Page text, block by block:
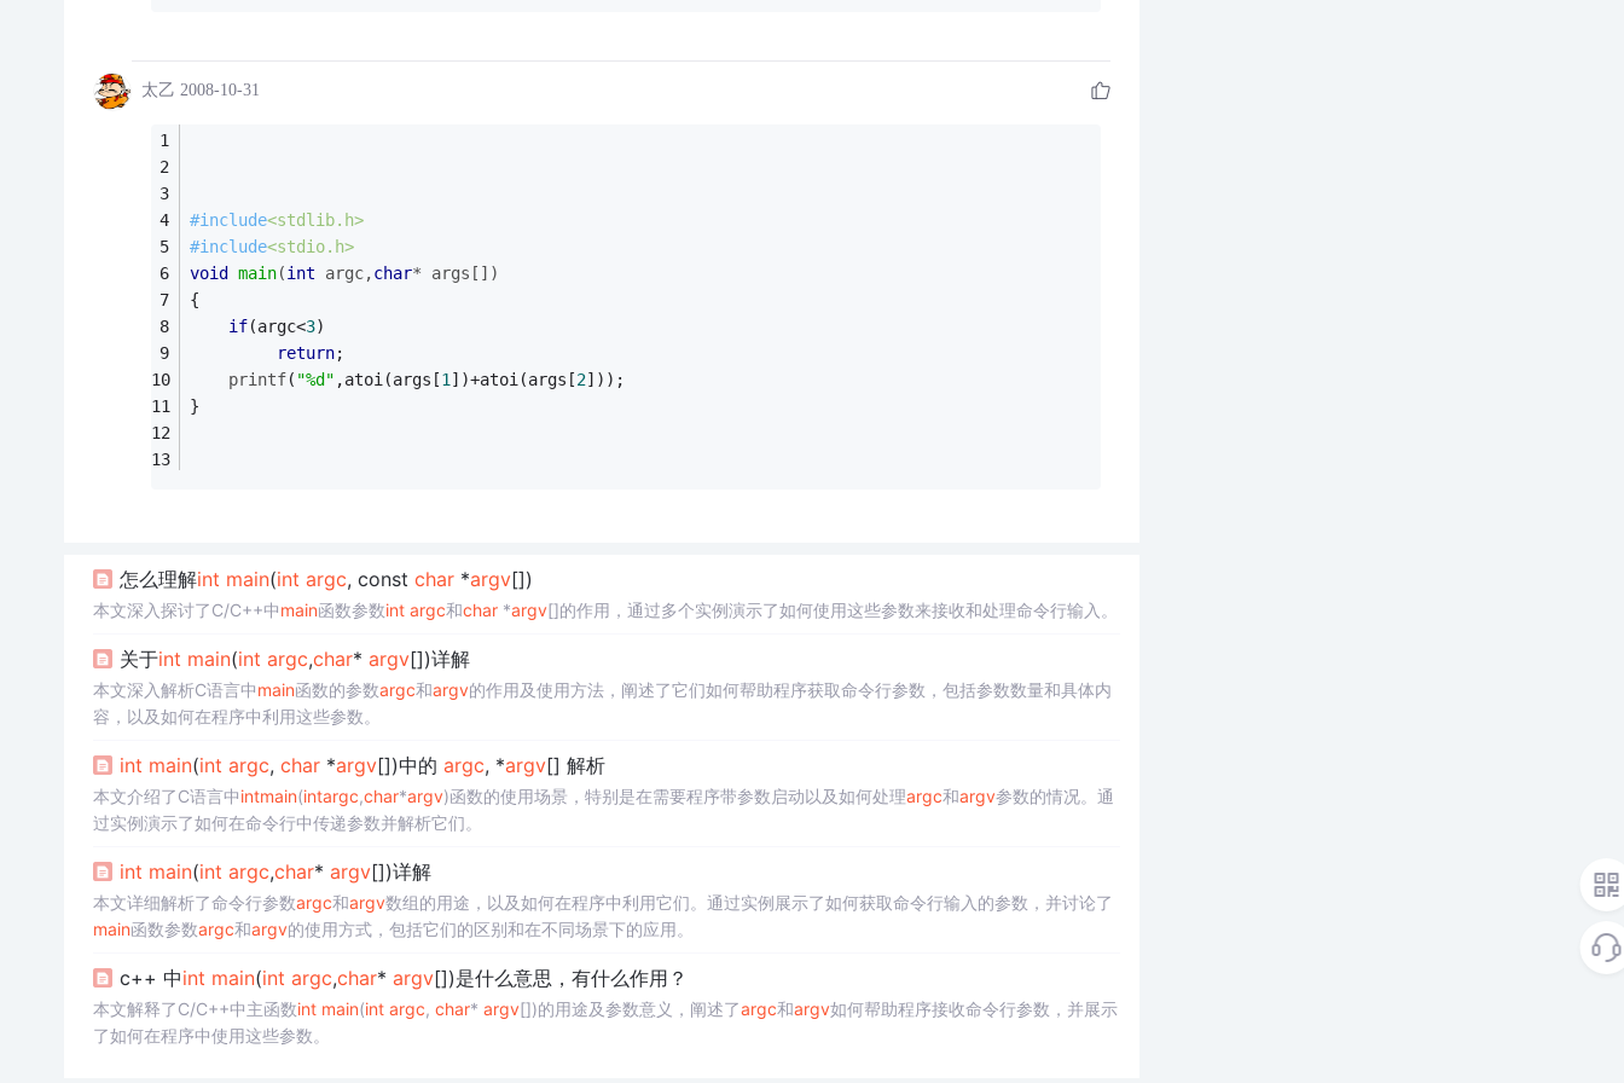
太乙 2008-10-31
#include<stdlib.h>
#include<stdio.h>
void
main(int argc,char* args[])
{
if(argc<3)
return;
printf( "%d" ,atoi(args[1 ])+atoi(args[2]));
}
怎么理解int main(int argc, const char*argv[])
本文深入探讨了C/C++中main函数参数int argc和char*argv[]的作用，通过多个实例演示了如何使用这些参数来接收和处理命令行输入。
关于int main(int argc,char* argv[])详解
本文深入解析C语言中main函数的参数argc和argv的作用及使用方法，阐述了它们如何帮助程序获取命令行参数，包括参数数量和具体内
容，以及如何在程序中利用这些参数。
int main(int argc, char*argv[])中的 argc, *argv[] 解析
本文介绍了C语言中intmain(intargc,char*argv)函数的使用场景，特别是在需要程序带参数启动以及如何处理argc和argv参数的情况。通
过实例演示了如何在命令行中传递参数并解析它们。
int main(int argc,char* argv[])详解
本文详细解析了命令行参数argc和argv数组的用途，以及如何在程序中利用它们。通过实例展示了如何获取命令行输入的参数，并讨论了
main函数参数argc和argv的使用方式，包括它们的区别和在不同场景下的应用。
c++ 中int main(int argc,char* argv[])是什么意思，有什么作用？
本文解释了C/C++中主函数int main(int argc, char* argv[])的用途及参数意义，阐述了argc和argv如何帮助程序接收命令行参数，并展示
了如何在程序中使用这些参数。